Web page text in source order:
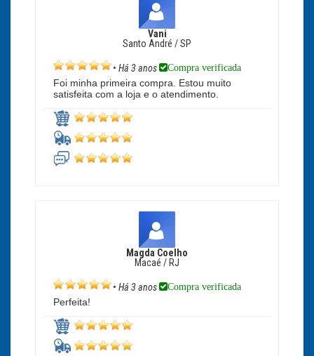
Vani
Santo André / SP
• Há 3 anos Compra verificada
Foi minha primeira compra. Estou muito
satisfeita com a loja e o atendimento.
Magda Coelho
Macaé / RJ
• Há 3 anos Compra verificada
Perfeita!